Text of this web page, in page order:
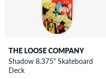
THE LOOSE COMPANY
Shadow 8.375" Skateboard
Deck